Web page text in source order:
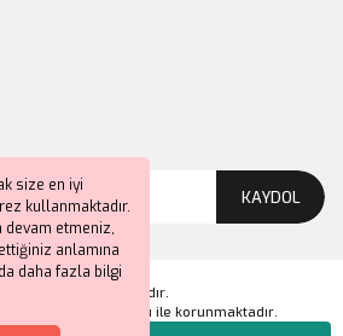
size en iyi
kullanmaktadır.
etmeniz,
anlamına
daha fazla bilgi
KAYDOL
© Tüm Hakları Saklıdır.
256bit SSL sertifikası ile korunmaktadır.